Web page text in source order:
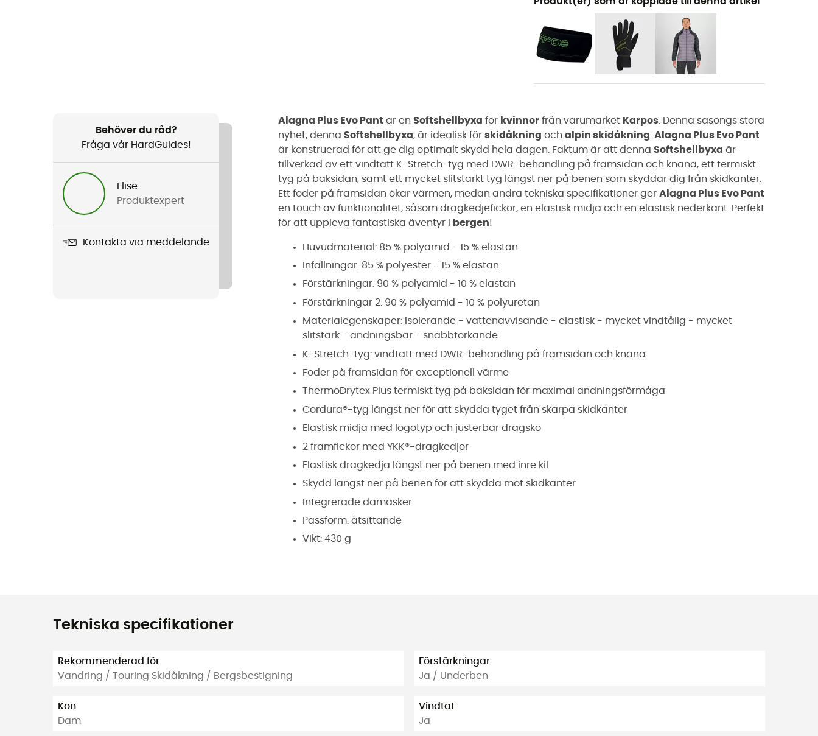
Behöver du råd?
Fråga vår HardGuides!
Elise
Produktexpert
Kontakta via meddelande
Alagna Plus Evo Pant är en Softshellbyxa för kvinnor från varumärket Karpos . Denna säsongs stora
nyhet, denna Softshellbyxa, är idealisk för skidåkning och alpin skidåkning Alagna Plus Evo Pant
är konstruerad för att ge dig optimalt skydd hela dagen. Faktum är att denna Softshellbyxa är
tillverkad av ett vindtätt K-Stretch-tyg med DWR-behandling på framsidan och knäna, ett termiskt
tyg på baksidan, samt ett mycket slitstarkt tyg längst ner på benen som skyddar dig från skidkanter.
Ett foder på framsidan ökar värmen, medan andra tekniska specifikationer ger Alagna Plus Evo Pant
en touch av funktionalitet, såsom dragkedjefickor, en elastisk midja och en elastisk nederkant. Perfekt
för att uppleva fantastiska äventyr i bergen!
Huvudmaterial: 85 % polyamid - 15 % elastan
Infällningar: 85 % polyester - 15 % elastan
Förstärkningar: 90 % polyamid - 10 % elastan
Förstärkningar 2: 90 % polyamid - 10 % polyuretan
Materialegenskaper: isolerande - vattenavvisande - elastisk - mycket vindtålig - mycket
slitstark - andningsbar - snabbtorkande
K-Stretch-tyg: vindtätt med DWR-behandling på framsidan och knäna
Foder på framsidan för exceptionell värme
ThermoDrytex Plus termiskt tyg på baksidan för maximal andningsförmåga
Cordura®-tyg längst ner för att skydda tyget från skarpa skidkanter
Elastisk midja med logotyp och justerbar dragsko
2 framfickor med YKK®-dragkedjor
Elastisk dragkedja längst ner på benen med inre kil
Skydd längst ner på benen för att skydda mot skidkanter
Integrerade damasker
Passform: åtsittande
Vikt: 430 g
Tekniska specifikationer
Rekommenderad för
Vandring / Touring Skidåkning / Bergsbestigning
Kön
Dam
Förstärkningar
Ja / Underben
Vindtät
Ja